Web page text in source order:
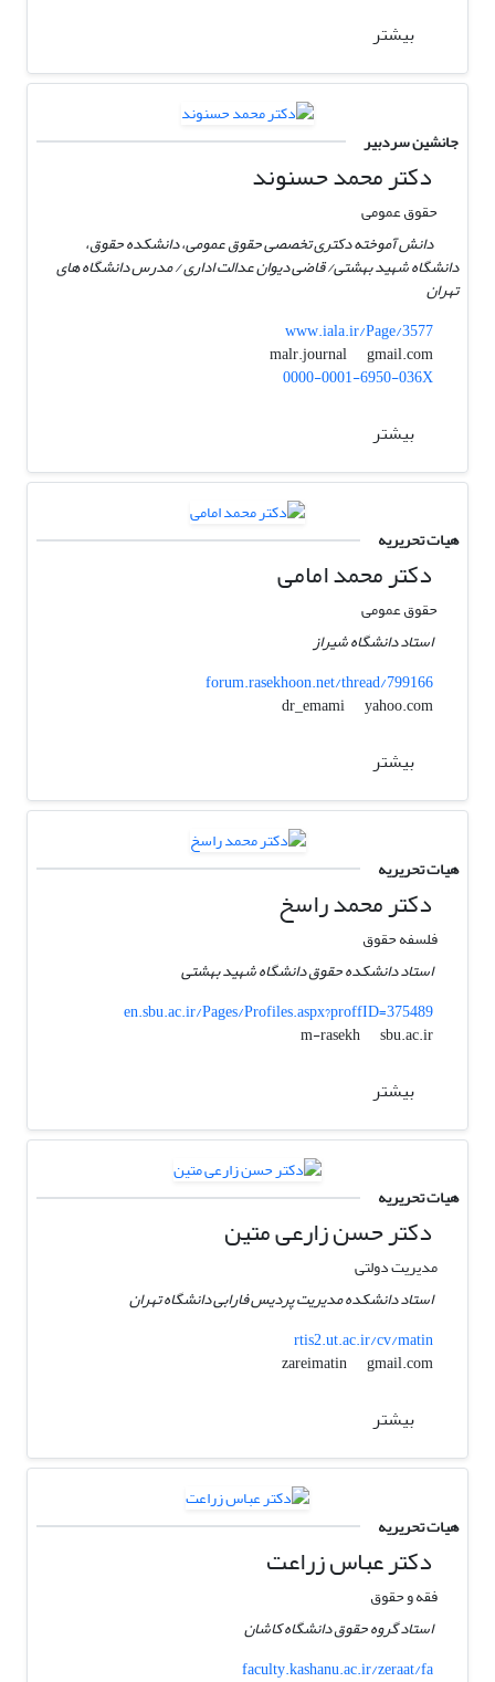
بیشتر
جانشین سردبیر
دکتر محمد حسنوند
حقوق عمومی
دانش آموخته دکتری تخصصی حقوق عمومی، دانشکده حقوق،
دانشگاه شهید بهشتی/ قاضی دیوان عدالت اداری / مدرس دانشگاه های
تهران
www.iala.ir/Page/3577
malr.journal
gmail.com
0000-0001-6950-036X
بیشتر
هیات تحریریه
دکتر محمد امامی
حقوق عمومی
استاد دانشگاه شیراز
forum.rasekhoon.net/thread/799166
dr_emami
yahoo.com
بیشتر
هیات تحریریه
دکتر محمد راسخ
فلسفه حقوق
استاد دانشکده حقوق دانشگاه شهید بهشتی
en.sbu.ac.ir/Pages/Profiles.aspx?proffID=375489
m-rasekh
sbu.ac.ir
بیشتر
هیات تحریریه
دکتر حسن زارعی متین
مدیریت دولتی
استاد دانشکده مدیریت پردیس فارابی دانشگاه تهران
rtis2.ut.ac.ir/cv/matin
zareimatin
gmail.com
بیشتر
هیات تحریریه
دکتر عباس زراعت
فقه و حقوق
استاد گروه حقوق دانشگاه کاشان
faculty.kashanu.ac.ir/zeraat/fa